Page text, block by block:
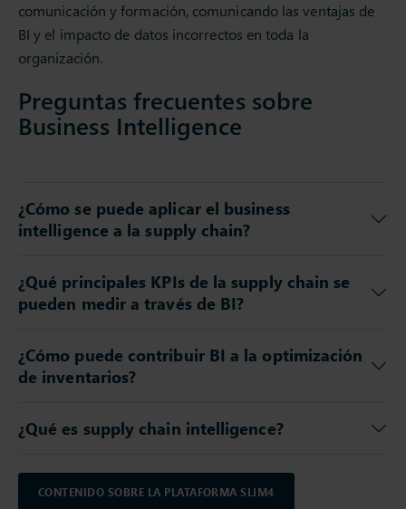
comunicación y formación, comunicando las ventajas de
BI y el impacto de datos incorrectos en toda la
organización.
Preguntas frecuentes sobre
Business Intelligence
¿Cómo se puede aplicar el business
intelligence a la supply chain?
¿Qué principales KPIs de la supply chain se
pueden medir a través de BI?
¿Cómo puede contribuir BI a la optimización
de inventarios?
¿Qué es supply chain intelligence?
CONTENIDO SOBRE LA PLATAFORMA SLIM4